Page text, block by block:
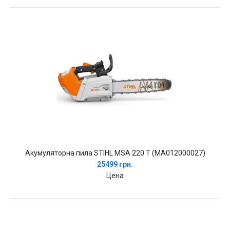
Акумуляторна пила STIHL MSA 220 T (MA012000027)
25499 грн.
Цена